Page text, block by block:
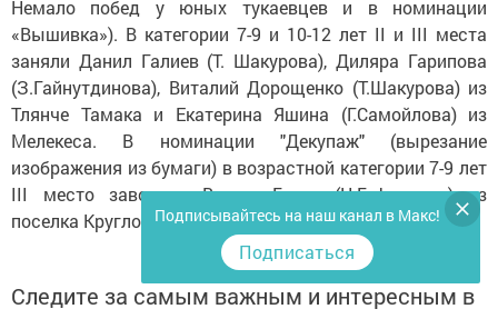
Немало побед у юных тукаевцев и в номинации
«Вышивка»). В категории 7-9 и 10-12 лет II и III места
заняли Данил Галиев (Т. Шакурова), Диляра Гарипова
(З.Гайнутдинова), Виталий Дорощенко (Т.Шакурова) из
Тлянче Тамака и Екатерина Яшина (Г.Самойлова) из
Мелекеса. В номинации "Декупаж" (вырезание
изображения из бумаги) в возрастной категории 7-9 лет
III место завоевал Вадим Гусев (Н.Гуфранова) из
поселка Круглое Поле.
Следите за самым важным и интересным в
Подписывайтесь на наш канал в Макс!
Подписаться